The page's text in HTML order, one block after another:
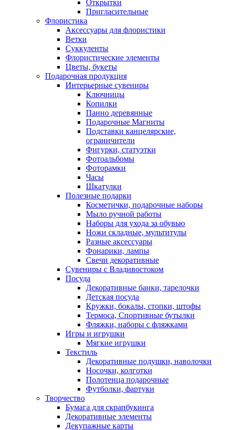
Открытки
Пригласительные
Флористика
Аксессуары для флористики
Ветки
Суккуленты
Флористические элементы
Цветы, букеты
Подарочная продукция
Интерьерные сувениры
Ключницы
Копилки
Панно деревянные
Подарочные Магниты
Подставки канцелярские,
ограничители
Фигурки, статуэтки
Фотоальбомы
Фоторамки
Часы
Шкатулки
Полезные подарки
Косметички, подарочные наборы
Мыло ручной работы
Наборы для ухода за обувью
Ножи складные, мультитулы
Разные аксессуары
Фонарики, лампы
Свечи декоративные
Сувениры с Владивостоком
Посуда
Декоративные банки, тарелочки
Детская посуда
Кружки, бокалы, стопки, штофы
Термоса, Спортивные бутылки
Фляжки, наборы с фляжками
Игры и игрушки
Мягкие игрушки
Текстиль
Декоративные подушки, наволочки
Носочки, колготки
Полотенца подарочные
Футболки, фартуки
Творчество
Бумага для скрапбукинга
Декоративные элементы
Декупажные карты